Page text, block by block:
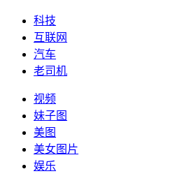
科技
互联网
汽车
老司机
视频
妹子图
美图
美女图片
娱乐